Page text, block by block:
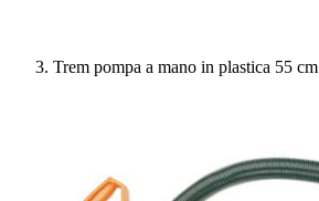
Trem pompa a mano in plastica 55 cm